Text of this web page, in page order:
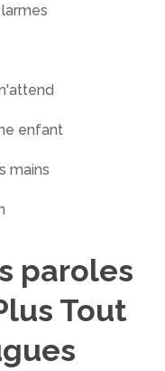
enfant
mains
paroles
Tout